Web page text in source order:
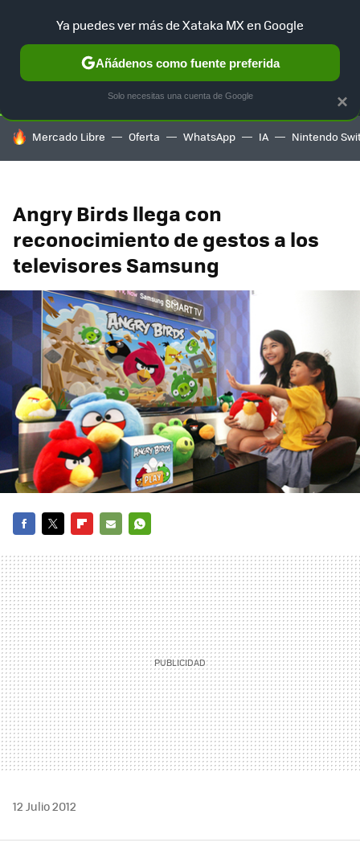
SELECCIÓN GAMING HOME AUTO TERRITORIO
HOY SE HABLA DE
Mercado Libre Oferta WhatsApp IA Nintendo
Angry Birds llega con
reconocimiento de gestos a los
televisores Samsung
MAIL
12 Julio 2012
×
Ya puedes ver más de Xataka MX en Google
Añádenos como fuente preferida
Solo necesitas una cuenta de Google